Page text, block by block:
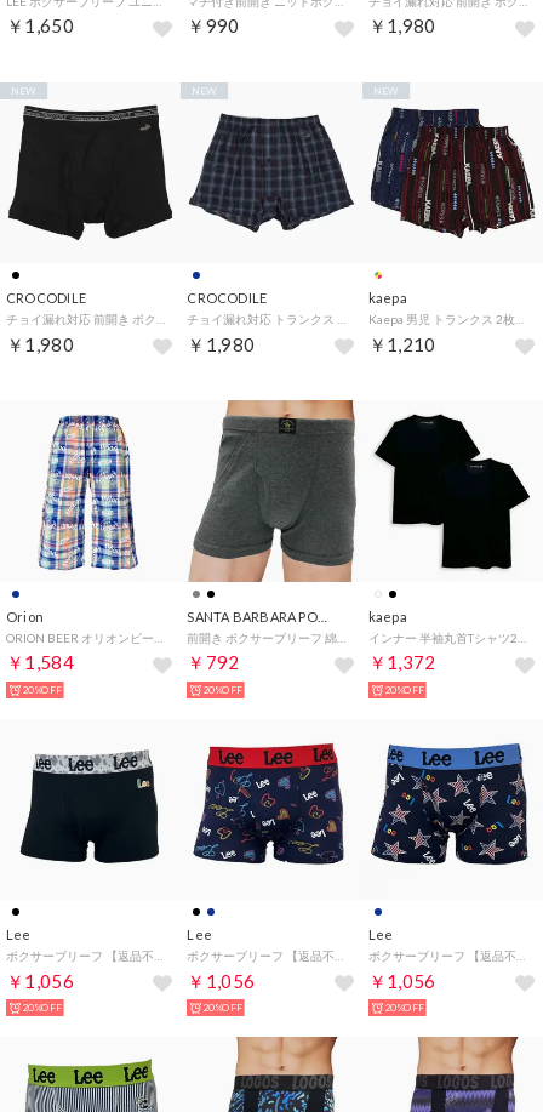
￥1,650 ￥990 ￥1,980
CROCODILE
￥1,980
NEW
CROCODILE
￥1,980
NEW
kaepa
￥1,210
NEW
Orion
￥1,584
20%OFF
SANTA BARBARA POLO&RACQUET CLUB
￥792
20%OFF
kaepa
￥1,372
20%OFF
Lee
￥1,056
20%OFF
Lee
￥1,056
20%OFF
Lee
￥1,056
20%OFF